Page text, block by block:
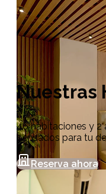
Nuestras
46 habitaciones y
pensados para tu
Reserva ahora